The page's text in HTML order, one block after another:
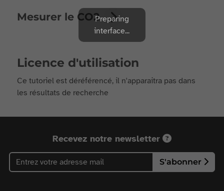
Mesurer le CO2
Licence d'utilisation
Ce tutoriel est déréférencé, il n'apparaitra pas dans
les résultats de recherche
Recevez notre newsletter
S'abonner
Preparing
interface...